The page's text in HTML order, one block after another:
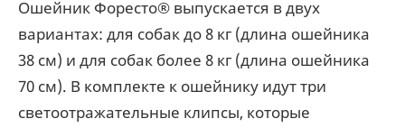
Ошейник Форесто® выпускается в двух
вариантах: для собак до 8 кг (длина ошейника
38 см) и для собак более 8 кг (длина ошейника
70 см). В комплекте к ошейнику идут три
светоотражательные клипсы, которые